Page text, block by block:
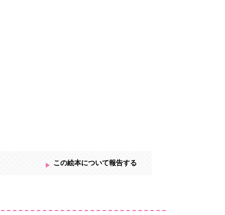
この絵本について報告する